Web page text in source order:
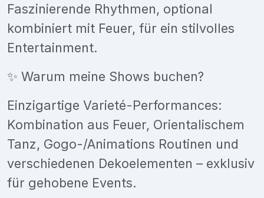
Faszinierende Rhythmen, optional
kombiniert mit Feuer, für ein stilvolles
Entertainment.
✨ Warum meine Shows buchen?
Einzigartige Varieté-Performances:
Kombination aus Feuer, Orientalischem
Tanz, Gogo-/Animations Routinen und
verschiedenen Dekoelementen – exklusiv
für gehobene Events.